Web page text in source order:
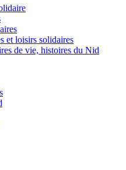
et loisirs solidaires
de vie, histoires du Nid